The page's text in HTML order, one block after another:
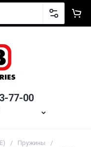
77-00
/ Пружины
/